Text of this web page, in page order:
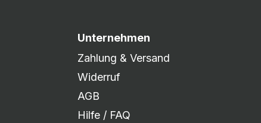
Unternehmen
Zahlung & Versand
Widerruf
AGB
Hilfe / FAQ